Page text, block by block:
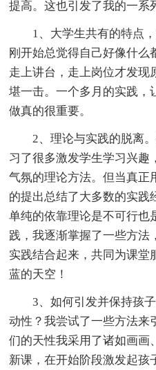
提高。这也引发了我的一系
1、大学生共有的特点
刚开始总觉得自己好像什么
走上讲台，走上岗位才发现
堪一击。一个多月的实践，
做真的很重要。
2、理论与实践的脱离
习了很多激发学生学习兴趣
气氛的理论方法。但当真正
的提出总结了大多数的实践
单纯的依靠理论是不可行也
践，我逐渐掌握了一些方法
实践结合起来，共同为课堂
蓝的天空！
3、如何引发并保持孩
动性？我尝试了一些方法来
们的天性我采用了诸如画画
新课，在开始阶段激发起孩